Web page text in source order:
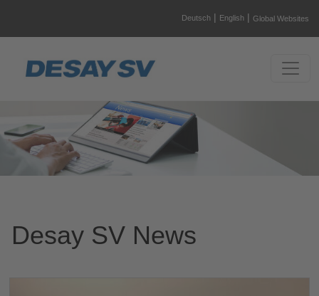
Deutsch | English | Global Websites
Desay SV News